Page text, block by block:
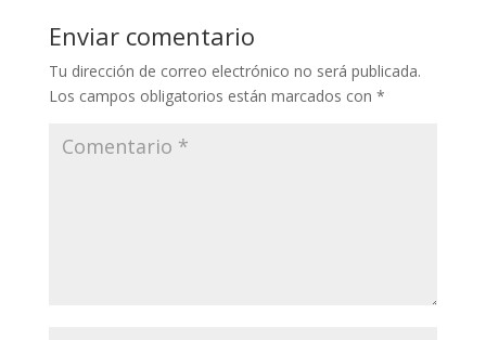
Enviar comentario
Tu dirección de correo electrónico no será publicada.
Los campos obligatorios están marcados con *